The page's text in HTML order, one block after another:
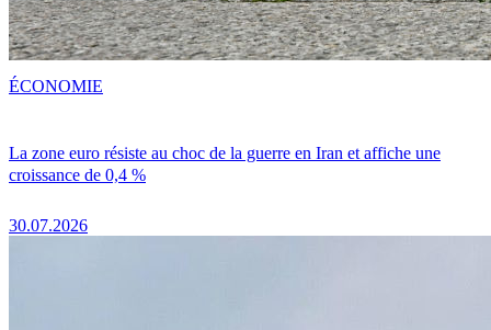
La zone euro résiste au choc de la guerre en Iran et affiche une
croissance de 0,4 %
30.07.2026
ÉCONOMIE